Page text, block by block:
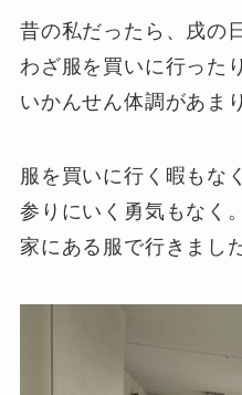
昔の私だったら、戌の
わざ服を買いに行った
いかんせん体調があま
服を買いに行く暇もな
参りにいく勇気もなく。
家にある服で行きまし